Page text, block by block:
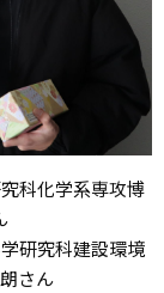
科化学系専攻博
研究科建設環境
さん